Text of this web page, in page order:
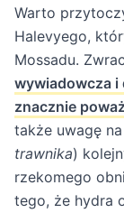
Warto
Halevyego,
Mossadu.
wywiadowcza i
znacznie
także uwagę
trawnika)
rzekomego
tego, że hydra